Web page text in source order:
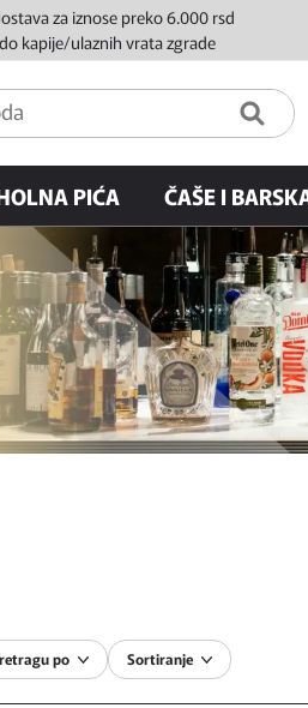
za iznose preko 6.000 rsd
kapije/ulaznih vrata zgrade
PIĆA ČAŠE I
po Sortiranje